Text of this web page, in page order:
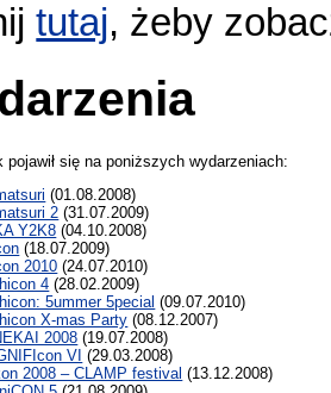
tutaj, żeby
pojawił się na poniższych wydarzeniach:
(01.08.2008)
2 (31.07.2009)
Y2K8 (04.10.2008)
(18.07.2009)
2010 (24.07.2010)
4 (28.02.2009)
5ummer 5pecial (09.07.2010)
X-mas Party (08.12.2007)
2008 (19.07.2008)
VI (29.03.2008)
2008 – CLAMP festival (13.12.2008)